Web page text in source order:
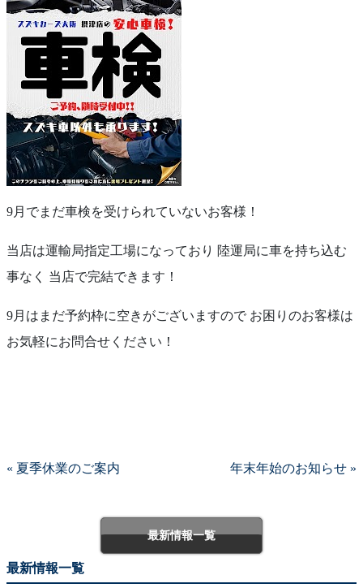
9月でまだ車検を受けられていないお客様！
当店は運輸局指定工場になっており 陸運局に車を持ち込む
事なく 当店で完結できます！
9月はまだ予約枠に空きがございますので お困りのお客様は
お気軽にお問合せください！
« 夏季休業のご案内 年末年始のお知らせ »
最新情報一覧
最新情報一覧